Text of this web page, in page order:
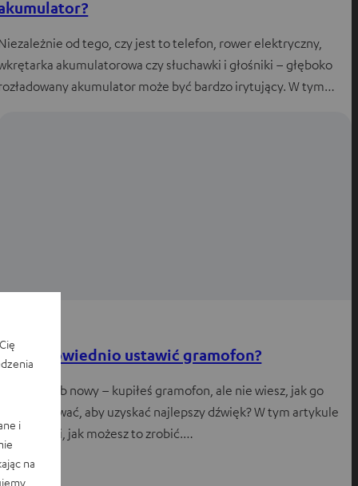
od tego, czy jest to telefon, rower elektryczny,
akumulatorowa czy słuchawki i głośniki – głęboko
akumulator może być bardzo irytujący. W tym…
Jak odpowiednio ustawić gramofon?
Używany lub nowy – kupiłeś gramofon, ale nie wiesz, jak go
skonfigurować, aby uzyskać najlepszy dźwięk? W tym artykule
Ci, jak możesz to zrobić.…
i
na